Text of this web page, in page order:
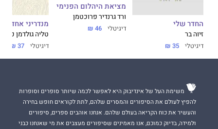
החדר שלי
זיוה בר
דיגיטלי 35 ₪
מציאת היהלום הפנימי
ורד גרנדיר פרוכטמן
דיגיטלי 46 ₪ מנדריני אחד
טליה גולדמן כלב
דיגיטלי 37 ₪
משימת העל של אינדיבוק היא לאפשר לכמה שיותר סופרים וסופרות
להפיץ לעולם את הסיפורים והמסרים שלהם, לתת לקוראים חופש בחירה
והעשיר את כוח הקריאה בעולם שלהם. אנחנו אוהבים ספרים, סיפורים
ולמידה, בדיוק כמוכם, אנו מאמינים שסיפורים מעצבים את מי שאנחנו כבני